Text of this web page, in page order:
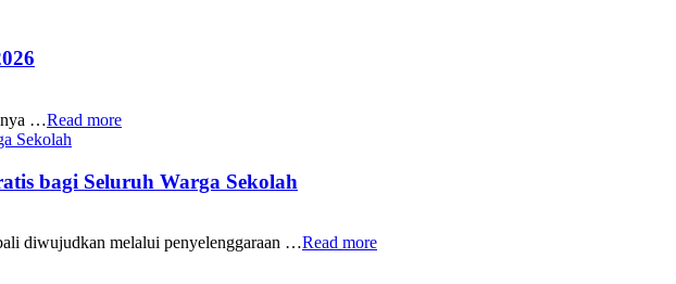
…Read more
bagi Seluruh Warga Sekolah
diwujudkan melalui penyelenggaraan …Read more